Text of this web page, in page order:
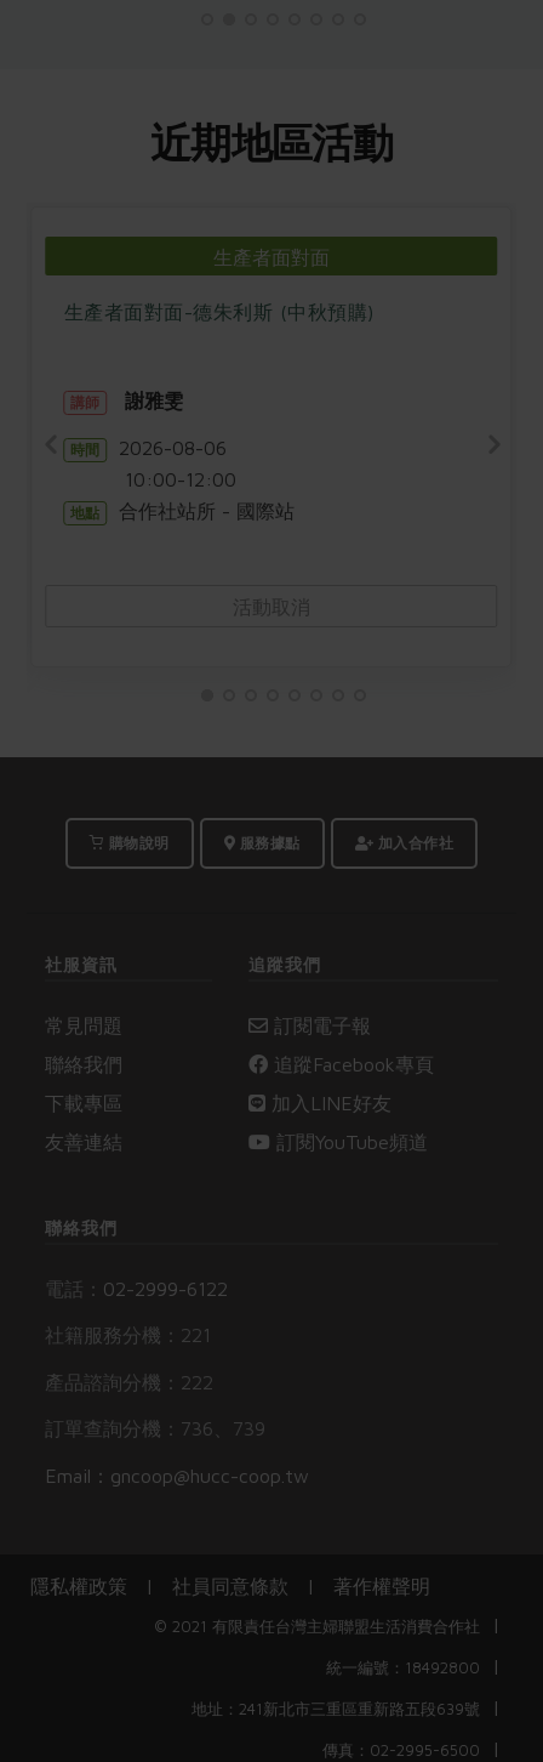
近期地區活動
生產者面對面
生產者面對面-德朱利斯 (中秋預購)
講師 謝雅雯
時間
2026-08-06
10:00-12:00
地點 合作社站所 - 國際站
活動取消
購物說明 服務據點 加入合作社
社服資訊
常見問題
聯絡我們
下載專區
友善連結
追蹤我們
訂閱電子報
追蹤Facebook專頁
加入LINE好友
訂閱YouTube頻道
聯絡我們
電話： 02-2999-6122
社籍服務分機：221
產品諮詢分機：222
訂單查詢分機：736、739
Email：gncoop@hucc-coop.tw
隱私權政策 | 社員同意條款 | 著作權聲明
© 2021 有限責任台灣主婦聯盟生活消費合作社 |
統一編號：18492800 |
地址：241新北市三重區重新路五段639號 |
傳真：02-2995-6500 |